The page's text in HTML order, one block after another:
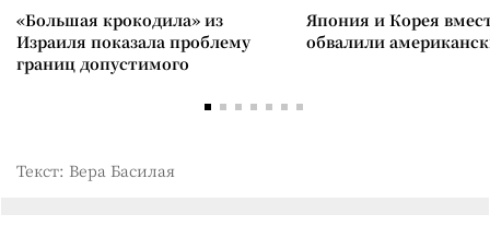
«Большая крокодила» из
Израиля показала проблему
границ допустимого
Япония и Корея
обвалили
Текст: Вера Басилая